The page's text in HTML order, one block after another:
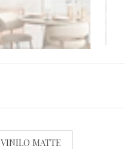
VINILO MATTE